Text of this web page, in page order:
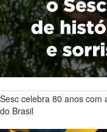
Sesc celebra 80 anos com
do Brasil